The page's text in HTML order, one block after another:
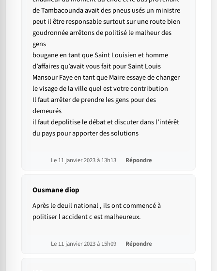
de Tambacounda avait des pneus usés un ministre
peut il être responsable surtout sur une route bien
goudronnée arrêtons de politisé le malheur des
gens
bougane en tant que Saint Louisien et homme
d’affaires qu’avait vous fait pour Saint Louis
Mansour Faye en tant que Maire essaye de changer
le visage de la ville quel est votre contribution
Il faut arrêter de prendre les gens pour des
demeurés
il faut depolitise le débat et discuter dans l’intérêt
du pays pour apporter des solutions
Le 11 janvier 2023 à 13h13 Répondre
Ousmane diop
Après le deuil national , ils ont commencé à
politiser l accident c est malheureux.
Le 11 janvier 2023 à 15h09 Répondre